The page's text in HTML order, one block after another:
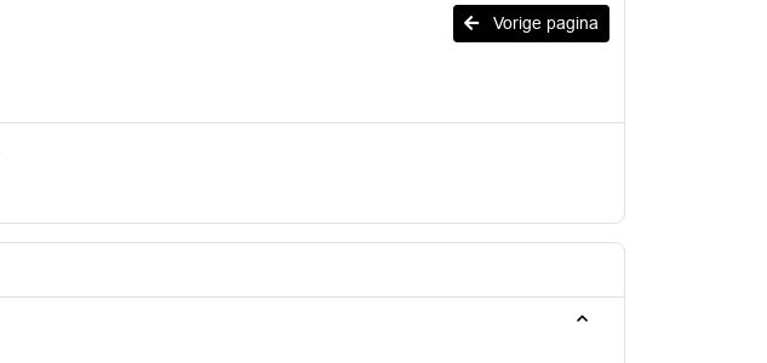
Vorige pagina